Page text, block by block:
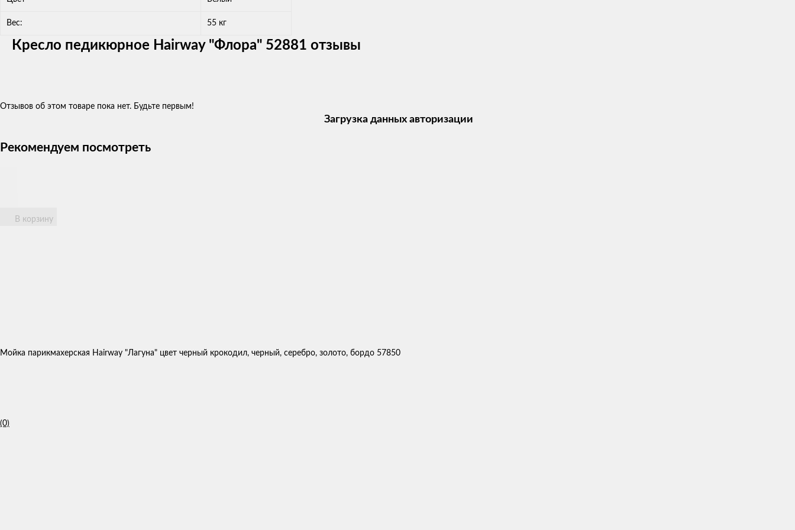
Вес: 55 кг
Кресло педикюрное Hairway "Флора" 52881 отзывы
Отзывов об этом товаре пока нет. Будьте первым!
Загрузка данных авторизации
Рекомендуем посмотреть
В корзину
Мойка парикмахерская Hairway "Лагуна" цвет черный крокодил, черный, серебро, золото, бордо 57850
(0)